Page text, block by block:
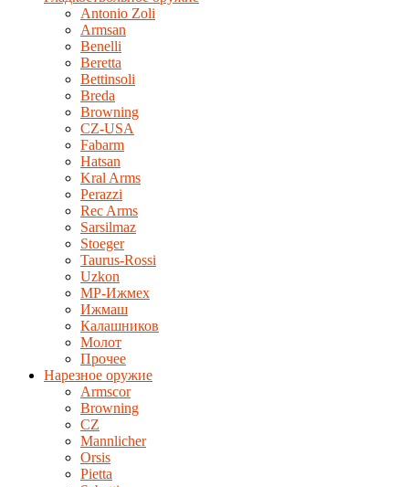
Antonio Zoli
Armsan
Benelli
Beretta
Bettinsoli
Breda
Browning
CZ-USA
Fabarm
Hatsan
Kral Arms
Perazzi
Rec Arms
Sarsilmaz
Stoeger
Taurus-Rossi
Uzkon
MP-Ижмех
Ижмаш
Калашников
Молот
Прочее
Нарезное оружие
Armscor
Browning
CZ
Mannlicher
Orsis
Pietta